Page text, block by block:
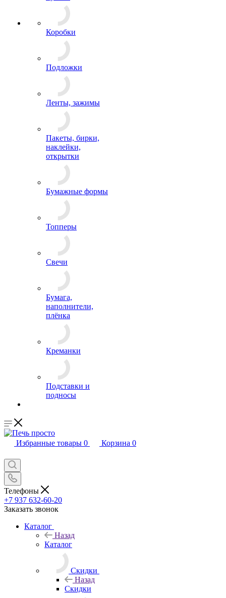
Коробки
Подложки
Ленты, зажимы
Пакеты, бирки,
наклейки,
открытки
Бумажные формы
Топперы
Свечи
Бумага,
наполнители,
плёнка
Креманки
Подставки и
подносы
Избранные товары 0 Корзина 0
Телефоны
+7 937 632-60-20
Заказать звонок
Каталог
Назад
Каталог
Скидки
Назад
Скидки